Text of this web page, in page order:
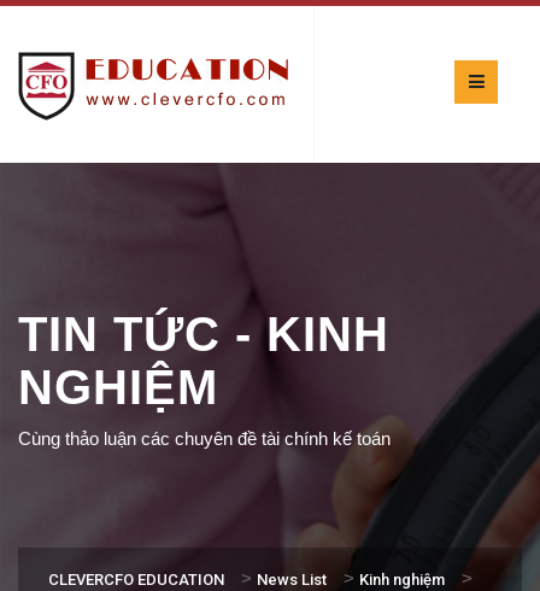
TIN TỨC - KINH
NGHIỆM
Cùng thảo luận các chuyên đề tài chính kế toán
CLEVERCFO EDUCATION > News List > Kinh nghiệm >